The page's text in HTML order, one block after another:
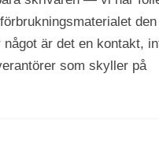
något är det en kontakt,
som skyller på